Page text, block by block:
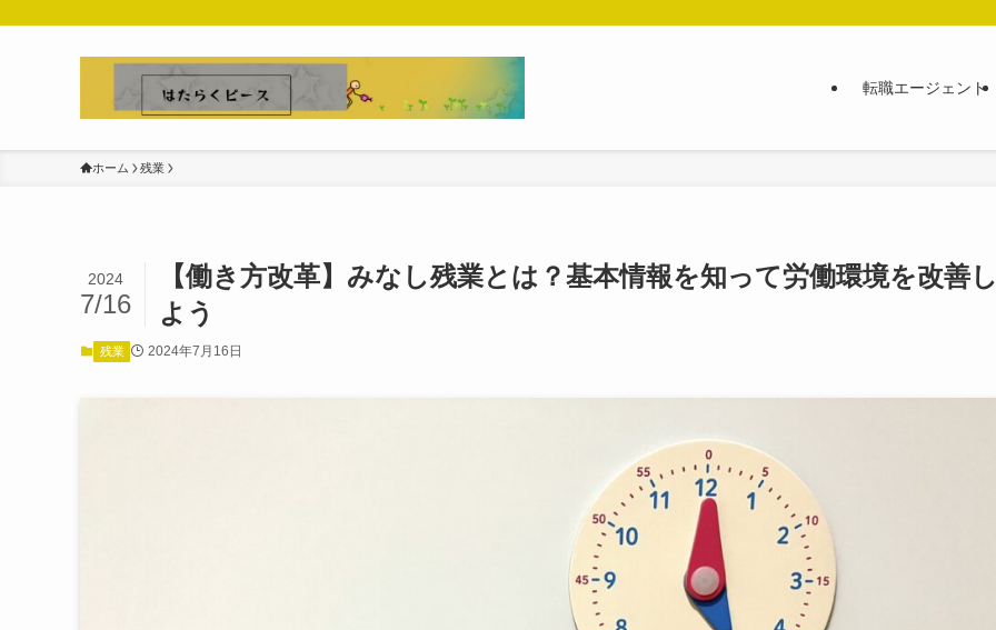
転職エージェント
ホーム 残業
【働き方改革】みなし残業とは？基本情報を知って労働環境を改善し
よう
2024
7/16
残業 2024年7月16日